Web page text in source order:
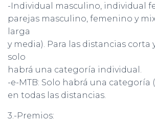
-Individual masculino, individual
parejas masculino, femenino y
larga
y media). Para las distancias corta
solo
habrá una categoría individual.
-e-MTB: Solo habrá una categoría
en todas las distancias.
3.-Premios: